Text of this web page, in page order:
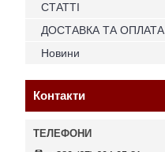
СТАТТІ
ДОСТАВКА ТА ОПЛАТА
Новини
Контакти